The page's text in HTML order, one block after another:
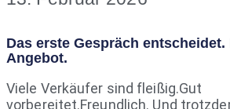
Das erste Gespräch entscheidet.
Angebot.
Viele Verkäufer sind fleißig.Gut
vorbereitet.Freundlich. Und